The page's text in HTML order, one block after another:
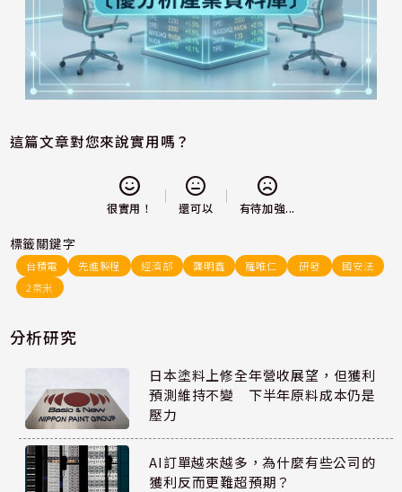
這篇文章對您來說實用嗎？
很實用！ 還可以 有待加強...
標籤關鍵字
台積電 先進製程 經濟部 龔明鑫 羅唯仁 研發
國安法
2奈米
分析研究
日本塗料上修全年營收展望，但獲利
預測維持不變 下半年原料成本仍是
壓力
AI訂單越來越多，為什麼有些公司的
獲利反而更難超預期？